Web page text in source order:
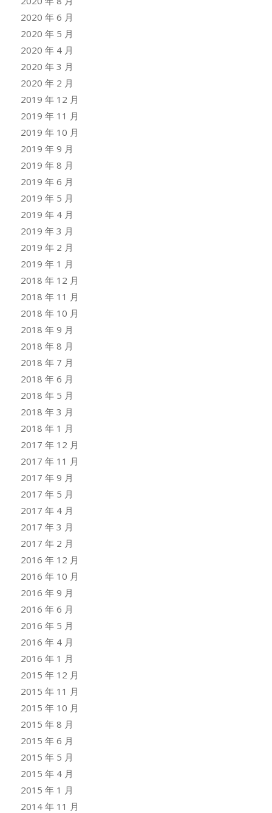
2020 年 6 月
2020 年 5 月
2020 年 4 月
2020 年 3 月
2020 年 2 月
2019 年 12 月
2019 年 11 月
2019 年 10 月
2019 年 9 月
2019 年 8 月
2019 年 6 月
2019 年 5 月
2019 年 4 月
2019 年 3 月
2019 年 2 月
2019 年 1 月
2018 年 12 月
2018 年 11 月
2018 年 10 月
2018 年 9 月
2018 年 8 月
2018 年 7 月
2018 年 6 月
2018 年 5 月
2018 年 3 月
2018 年 1 月
2017 年 12 月
2017 年 11 月
2017 年 9 月
2017 年 5 月
2017 年 4 月
2017 年 3 月
2017 年 2 月
2016 年 12 月
2016 年 10 月
2016 年 9 月
2016 年 6 月
2016 年 5 月
2016 年 4 月
2016 年 1 月
2015 年 12 月
2015 年 11 月
2015 年 10 月
2015 年 8 月
2015 年 6 月
2015 年 5 月
2015 年 4 月
2015 年 1 月
2014 年 11 月